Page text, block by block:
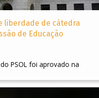
liberdade de cátedra
de Educação
PSOL foi aprovado na